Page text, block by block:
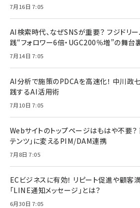
7月16日 7:05
AI検索時代、なぜSNSが重要？ フジドリ
践“フォロワー6倍・UGC200％増”の舞台
7月14日 7:05
AI分析で施策のPDCAを高速化！ 中川
践するAI活用術
7月10日 7:05
Webサイトのトップページはもはや不要
テンツ」に変えるPIM/DAM連携
7月8日 7:05
ECビジネスに有効！ リピート促進や顧客
「LINE通知メッセージ」とは？
6月30日 7:05